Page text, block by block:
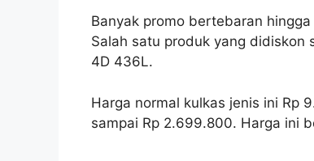
Banyak promo bertebaran
Salah satu produk yang didiskon
4D 436L.
Harga normal kulkas jenis ini Rp
sampai Rp 2.699.800. Harga ini